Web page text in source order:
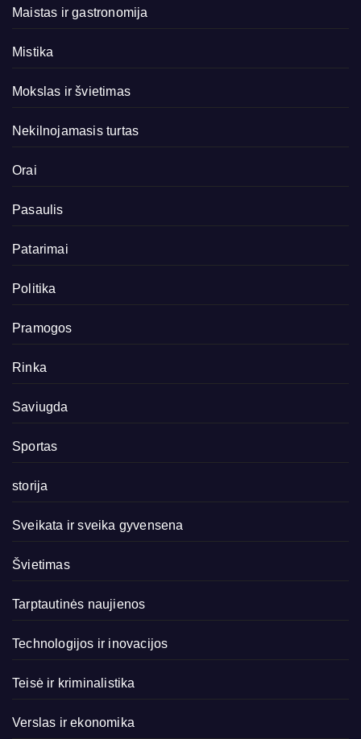
Maistas ir gastronomija
Mistika
Mokslas ir švietimas
Nekilnojamasis turtas
Orai
Pasaulis
Patarimai
Politika
Pramogos
Rinka
Saviugda
Sportas
storija
Sveikata ir sveika gyvensena
Švietimas
Tarptautinės naujienos
Technologijos ir inovacijos
Teisė ir kriminalistika
Verslas ir ekonomika